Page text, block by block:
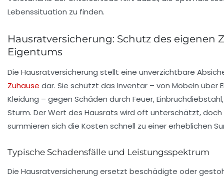
Lebenssituation zu finden.
Hausratversicherung: Schutz des eigenen
Eigentums
Die Hausratversicherung stellt eine unverzichtbare
Zuhause dar. Sie schützt das Inventar – von Möbeln über
Kleidung – gegen Schäden durch Feuer,
Sturm. Der Wert des Hausrats wird oft unterschätzt,
summieren sich die Kosten schnell zu einer erheblichen
Typische Schadensfälle und Leistungsspektrum
Die Hausratversicherung ersetzt beschädigte oder